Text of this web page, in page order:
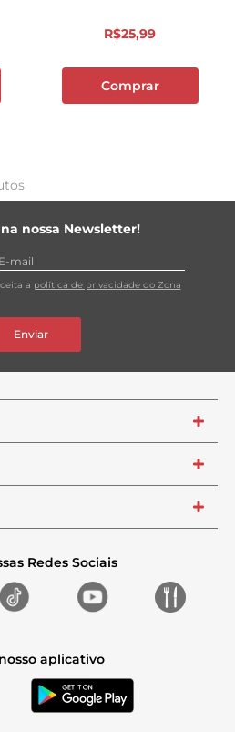
R$25,99
Comprar
nossa Newsletter!
a política de privacidade do Zona
Enviar
+
+
+
Redes Sociais
aplicativo